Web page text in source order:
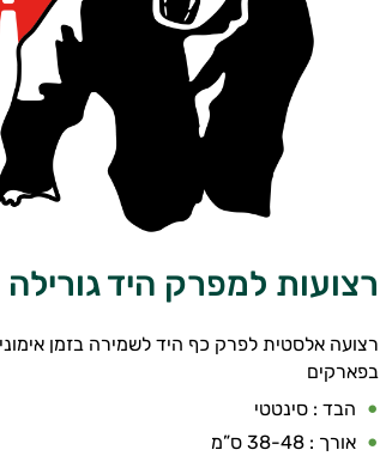
רצועות למפרק היד גורילה | Gorilla Wear
רצועה אלסטית לפרק כף היד לשמירה בזמן
בפארקים
הבד : סינטטי
אורך : 38-48 ס”מ